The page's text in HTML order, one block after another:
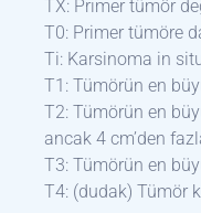
TX: Primer tümör
T0: Primer tümöre
Ti: Karsinoma in
T1: Tümörün en
T2: Tümörün en
ancak 4 cm’den
T3: Tümörün en
T4: (dudak) Tümör